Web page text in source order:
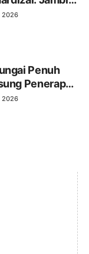
Satu Putra
2026
Penuh
Penerapan
di SPBU
2026